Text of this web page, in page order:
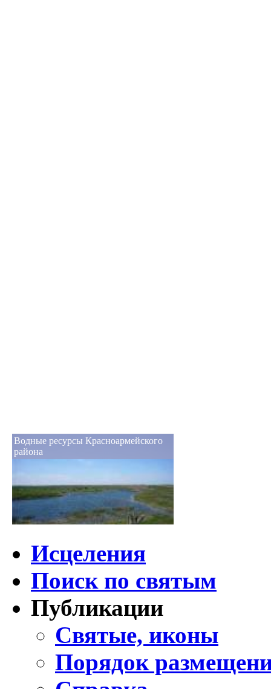
Водные ресурсы Красноармейского
района
Исцеления
Поиск по святым
Публикации
Святые, иконы
Порядок